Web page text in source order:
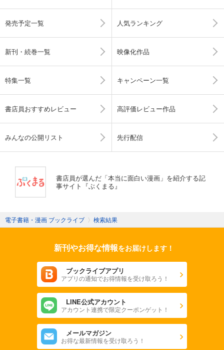
発売予定一覧 人気ランキング
新刊・続巻一覧 映像化作品
特集一覧 キャンペーン一覧
書店員おすすめレビュー 高評価レビュー作品
みんなの公開リスト 先行配信
書店員が選んだ「本当に面白い漫画」を紹介する記
事サイト『ぶくまる』
電子書籍・漫画 ブックライブ 〉 検索結果
新刊やお得な情報をお届けします！
ブックライブアプリ
アプリの通知でお得情報を受け取ろう！
LINE公式アカウント
アカウント連携で限定クーポンゲット！
メールマガジン
お得な最新情報を受け取ろう！